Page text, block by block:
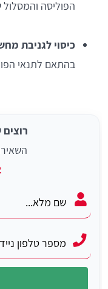
הפוליסה
כיסוי לגניבת
בהתאם לתנאי
רוצים